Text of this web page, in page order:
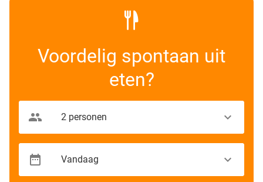
Voordelig spontaan uit
eten?